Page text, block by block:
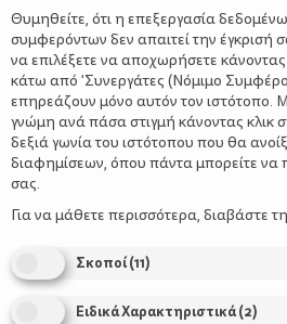
Είστε έτοιμη για δεύτερο
Θυμηθείτε, ότι η επεξεργασία
συμφερόντων δεν απαιτεί την έγκρισή
να επιλέξετε να αποχωρήσετε κάνοντας
κάτω από 'Συνεργάτες (Νόμιμο
επηρεάζουν μόνο αυτόν τον ιστότοπο.
γνώμη ανά πάσα στιγμή κάνοντας κλικ
δεξιά γωνία του ιστότοπου που θα
διαφημίσεων, όπου πάντα μπορείτε να
σας.
Για να μάθετε περισσότερα, διαβάστε
Σκοποί(11)
Ειδικά Χαρακτηριστικά(2)